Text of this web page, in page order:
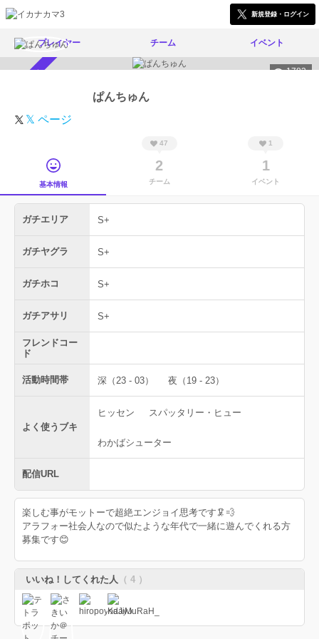
新規登録・ログイン
プレイヤー チーム イベント
1783
ぱんちゅん
𝕏 ページ
基本情報
47
2
チーム
1
1
イベント
ガチエリア S+
ガチヤグラ S+
ガチホコ S+
ガチアサリ S+
フレンドコー
ド
活動時間帯 深（23 - 03） 夜（19 - 23）
よく使うブキ
ヒッセン スパッタリー・ヒュー
わかばシューター
配信URL
楽しむ事がモットーで超絶エンジョイ思考です🦑💨
アラフォー社会人なので似たような年代で一緒に遊んでくれる方
募集です😊
いいね！してくれた人 （ 4 ）